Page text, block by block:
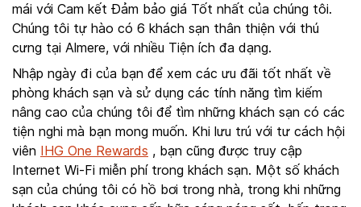
mái với Cam kết Đảm bảo giá Tốt nhất của chúng tôi.
Chúng tôi tự hào có 6 khách sạn thân thiện với thú
cưng tại Almere, với nhiều Tiện ích đa dạng.
Nhập ngày đi của bạn để xem các ưu đãi tốt nhất về
phòng khách sạn và sử dụng các tính năng tìm kiếm
nâng cao của chúng tôi để tìm những khách sạn có các
tiện nghi mà bạn mong muốn. Khi lưu trú với tư cách hội
viên IHG One Rewards , bạn cũng được truy cập
Internet Wi-Fi miễn phí trong khách sạn. Một số khách
sạn của chúng tôi có hồ bơi trong nhà, trong khi những